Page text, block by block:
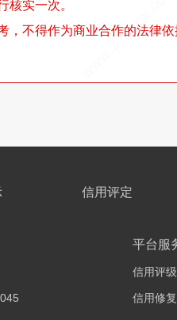
核实一次。
，不得作为商业合作的法律
信用评定
平台服
信用评级
信用修复